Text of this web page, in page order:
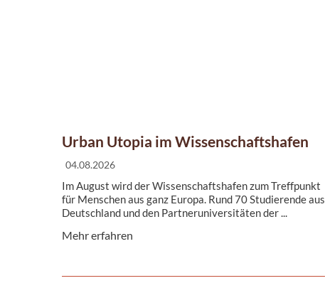
Urban Utopia im Wissenschaftshafen
04.08.2026
Im August wird der Wissenschaftshafen zum Treffpunkt
für Menschen aus ganz Europa. Rund 70 Studierende aus
Deutschland und den Partneruniversitäten der ...
Mehr erfahren